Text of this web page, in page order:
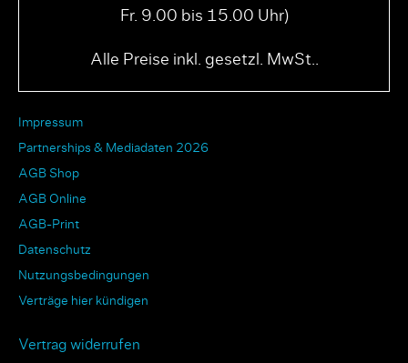
Fr. 9.00 bis 15.00 Uhr)
Alle Preise inkl. gesetzl. MwSt..
Impressum
Partnerships & Mediadaten 2026
AGB Shop
AGB Online
AGB-Print
Datenschutz
Nutzungsbedingungen
Verträge hier kündigen
Vertrag widerrufen